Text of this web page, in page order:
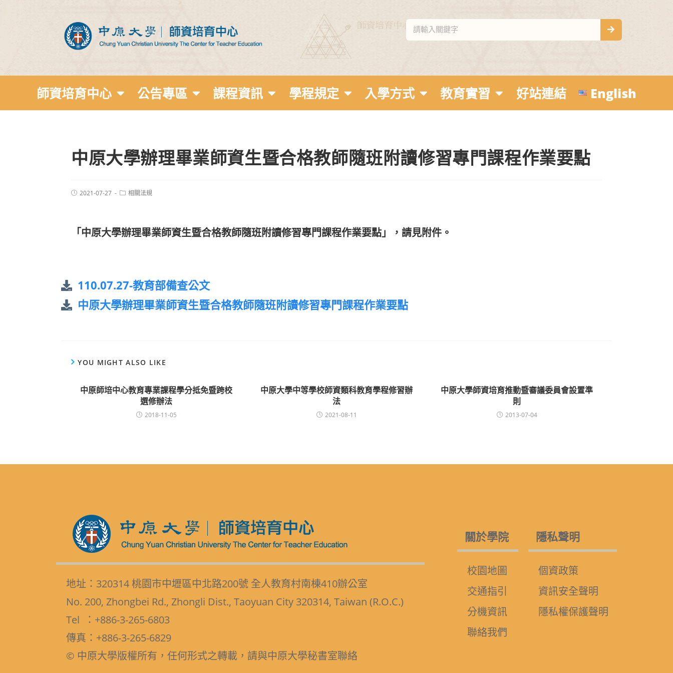
師資培育中心 公告專區 課程資訊 學程規定 入學方式 教育實習 好站連結 English
中原大學辦理畢業師資生暨合格教師隨班附讀修習專門課程作業要點
2021-07-27 相關法規
「中原大學辦理畢業師資生暨合格教師隨班附讀修習專門課程作業要點」，請見附件。
110.07.27-教育部備查公文
中原大學辦理畢業師資生暨合格教師隨班附讀修習專門課程作業要點
YOU MIGHT ALSO LIKE
中原師培中心教育專業課程學分抵免暨跨校
選修辦法
2018-11-05
中原大學中等學校師資類科教育學程修習辦
法
2021-08-11
中原大學師資培育推動暨審議委員會設置準
則
2013-07-04
地址：320314 桃園市中壢區中北路200號 全人教育村南棟410辦公室
No. 200, Zhongbei Rd., Zhongli Dist., Taoyuan City 320314, Taiwan (R.O.C.)
Tel ：+886-3-265-6803
傳真：+886-3-265-6829
© 中原大學版權所有，任何形式之轉載，請與中原大學秘書室聯絡
關於學院
校園地圖
交通指引
分機資訊
聯絡我們
隱私聲明
個資政策
資訊安全聲明
隱私權保護聲明